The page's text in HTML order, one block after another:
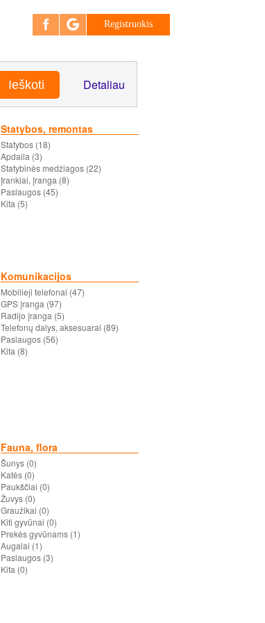
Registruokis
Detaliau
Statybos, remontas
Statybos (18)
Apdaila (3)
Statybinės medžiagos (22)
Įrankiai, įranga (8)
Paslaugos (45)
Kita (5)
Komunikacijos
Mobilieji telefonai (47)
GPS įranga (97)
Radijo įranga (5)
Telefonų dalys, aksesuarai (89)
Paslaugos (56)
Kita (8)
Fauna, flora
Šunys (0)
Katės (0)
Paukščiai (0)
Žuvys (0)
Graužikai (0)
Kiti gyvūnai (0)
Prekės gyvūnams (1)
Augalai (1)
Paslaugos (3)
Kita (0)